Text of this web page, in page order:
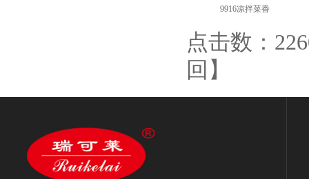
9916凉拌菜香
点击数：
回 】